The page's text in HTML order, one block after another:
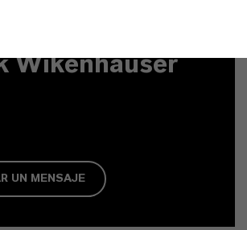
Wikenhauser
UN MENSAJE